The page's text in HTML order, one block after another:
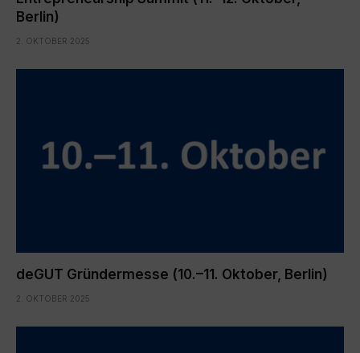
Berlin)
2. OKTOBER 2025
deGUT Gründermesse (10.–11. Oktober, Berlin)
2. OKTOBER 2025